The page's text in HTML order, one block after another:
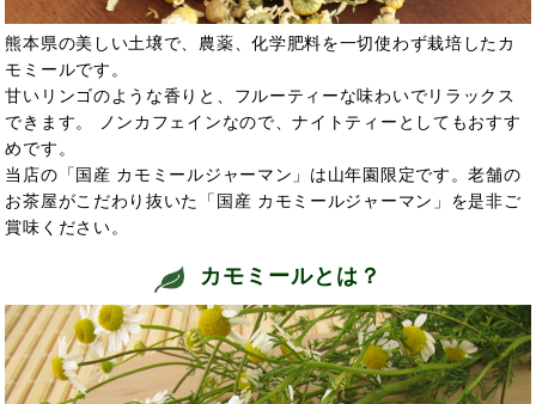
熊本県の美しい土壌で、農薬、化学肥料を一切使わず栽培したカ
モミールです。
甘いリンゴのような香りと、フルーティーな味わいでリラックス
できます。 ノンカフェインなので、ナイトティーとしてもおすす
めです。
当店の「国産 カモミールジャーマン」は山年園限定です。老舗の
お茶屋がこだわり抜いた「国産 カモミールジャーマン」を是非ご
賞味ください。
カモミールとは？